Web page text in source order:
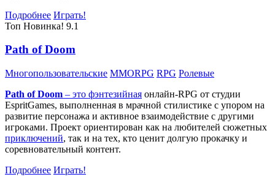
Подробнее Играть!
Топ Новинка! 9.1
Path of Doom
Многопользовательские MMORPG RPG Ролевые
Path of Doom – это фэнтезийная онлайн-RPG от студии
EspritGames, выполненная в мрачной стилистике с упором на
развитие персонажа и активное взаимодействие с другими
игроками. Проект ориентирован как на любителей сюжетных
приключений, так и на тех, кто ценит долгую прокачку и
соревновательный контент.
Подробнее Играть!